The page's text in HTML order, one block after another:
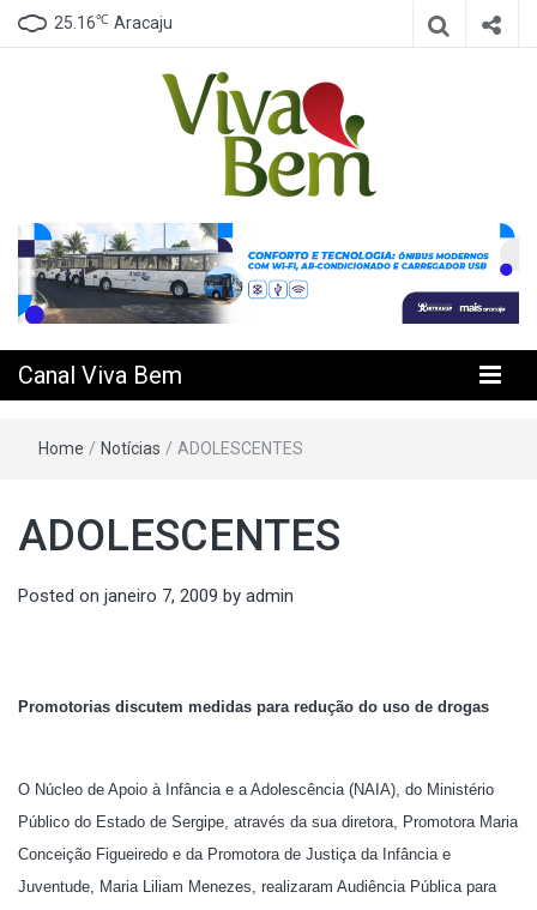
25.16℃ Aracaju
Canal Viva
Bem
Canal Viva Bem
Home / Notícias / ADOLESCENTES
ADOLESCENTES
Posted on janeiro 7, 2009 by admin
Promotorias discutem medidas para redução do uso de drogas
O Núcleo de Apoio à Infância e a Adolescência (NAIA), do Ministério
Público do Estado de Sergipe, através da sua diretora, Promotora Maria
Conceição Figueiredo e da Promotora de Justiça da Infância e
Juventude, Maria Liliam Menezes, realizaram Audiência Pública para